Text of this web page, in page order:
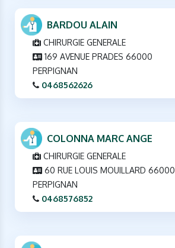
BARDOU ALAIN
CHIRURGIE GENERALE
169 AVENUE PRADES 66000
PERPIGNAN
0468562626
COLONNA MARC ANGE
CHIRURGIE GENERALE
60 RUE LOUIS MOUILLARD 66000
PERPIGNAN
0468576852